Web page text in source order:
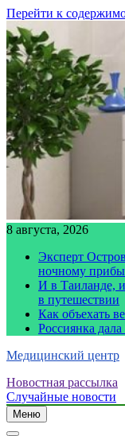
Перейти к
8 августа, 2026
Эксперт
ночному
И в Таиланде,
в путешествии
Как объехать
Россиянка
Медицинский центр
Новостная рассылка
Случайные новости
Меню